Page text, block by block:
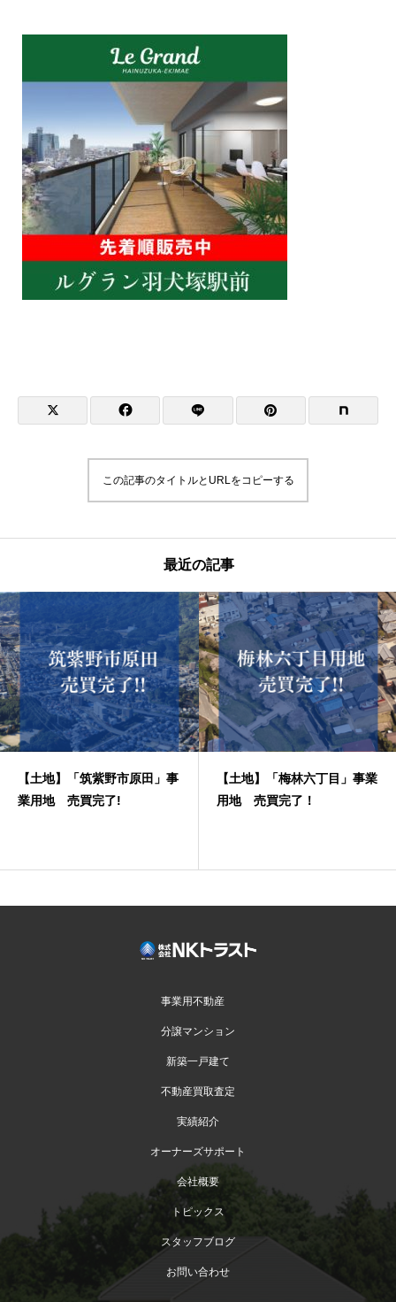
この記事のタイトルとURLをコピーする
最近の記事
【土地】「筑紫野市原田」事
業用地 売買完了!
【土地】「梅林六丁目」事業
用地 売買完了！
事業用不動産
分譲マンション
新築一戸建て
不動産買取査定
実績紹介
オーナーズサポート
会社概要
トピックス
スタッフブログ
お問い合わせ